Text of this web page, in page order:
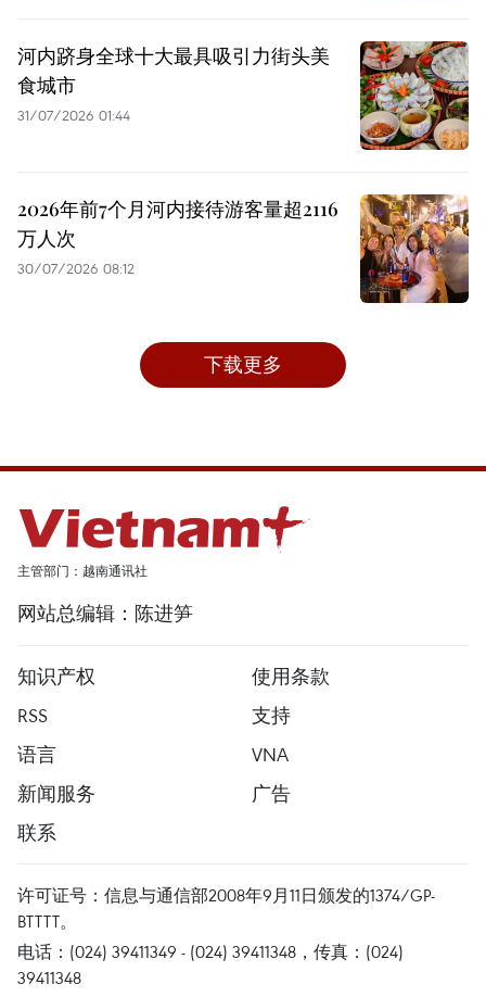
河内跻身全球十大最具吸引力街头美
食城市
31/07/2026 01:44
2026年前7个月河内接待游客量超2116
万人次
30/07/2026 08:12
下载更多
主管部门：越南通讯社
网站总编辑：陈进笋
知识产权
使用条款
RSS
支持
语言
VNA
新闻服务
广告
联系
许可证号：信息与通信部2008年9月11日颁发的1374/GP-
BTTTT。
电话：(024) 39411349 - (024) 39411348，传真：(024)
39411348